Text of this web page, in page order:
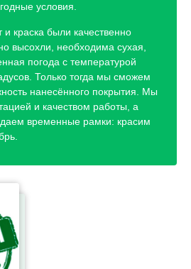
условия.
и краска были качественно
высохли, необходима сухая,
погода с температурой
Только тогда мы сможем
нанесённого покрытия. Мы
и качеством работы, а
временные рамки: красим